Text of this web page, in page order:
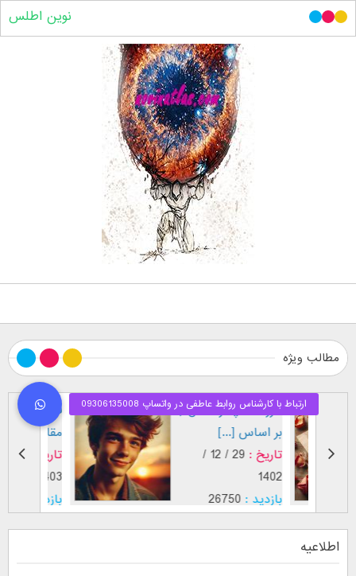
نوین اطلس
مطالب ویژه
فال
مقابل
تاریخ :
طرز نگاه پسر عاشق (
بر اساس [...]
تاریخ :
1402
بازدید :26750
اطلاعیه